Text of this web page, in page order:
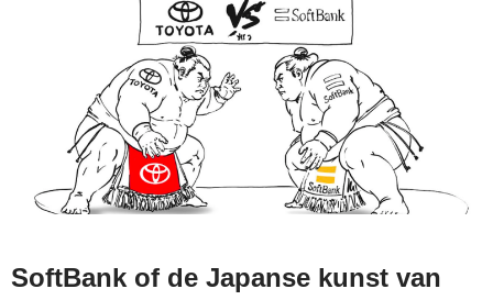
SoftBank of de Japanse kunst van